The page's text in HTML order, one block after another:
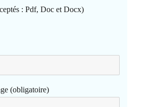
: Pdf, Doc et Docx)
(obligatoire)